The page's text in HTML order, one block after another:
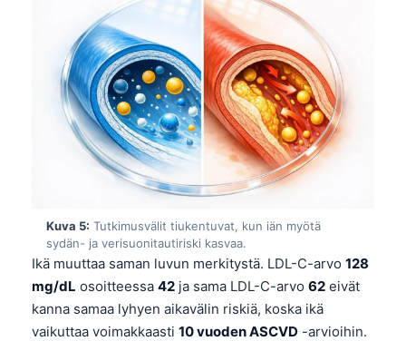
Kuva 5: Tutkimusvälit tiukentuvat, kun iän myötä
sydän- ja verisuonitautiriski kasvaa.
Ikä muuttaa saman luvun merkitystä. LDL-C-arvo 128
mg/dL osoitteessa 42 ja sama LDL-C-arvo 62 eivät
kanna samaa lyhyen aikavälin riskiä, koska ikä
vaikuttaa voimakkaasti 10 vuoden ASCVD -arvioihin.